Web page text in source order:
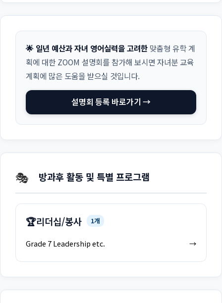
🌟 일년 예산과 자녀 영어실력을 고려한 맞춤형 유학 계
획에 대한 ZOOM 설명회를 참가해 보시면 자녀분 교육
계획에 많은 도움을 받으실 것입니다.
설명회 등록 바로가기 →
🎭 방과후 활동 및 특별 프로그램
🏆리더십/봉사 1개
Grade 7 Leadership etc. →